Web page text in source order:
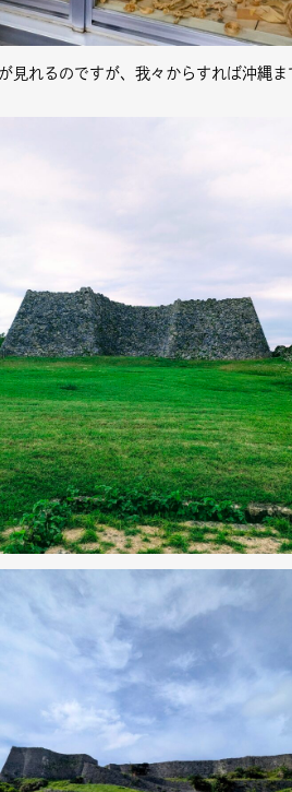
見れるのですが、我々からすれば沖縄